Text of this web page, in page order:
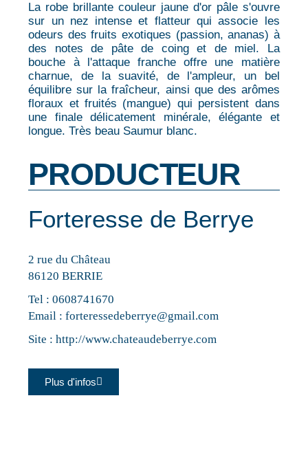
La robe brillante couleur jaune d'or pâle s'ouvre
sur un nez intense et flatteur qui associe les
odeurs des fruits exotiques (passion, ananas) à
des notes de pâte de coing et de miel. La
bouche à l'attaque franche offre une matière
charnue, de la suavité, de l'ampleur, un bel
équilibre sur la fraîcheur, ainsi que des arômes
floraux et fruités (mangue) qui persistent dans
une finale délicatement minérale, élégante et
longue. Très beau Saumur blanc.
PRODUCTEUR
Forteresse de Berrye
2 rue du Château
86120 BERRIE
Tel :0608741670
Email :forteressedeberrye@gmail.com
Site :http://www.chateaudeberrye.com
Plus d'infos